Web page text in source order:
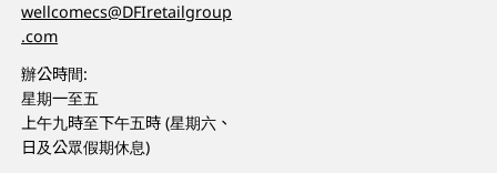
wellcomecs@DFIretailgroup
.com
辦公時間:
星期一至五
上午九時至下午五時 (星期六、
日及公眾假期休息)